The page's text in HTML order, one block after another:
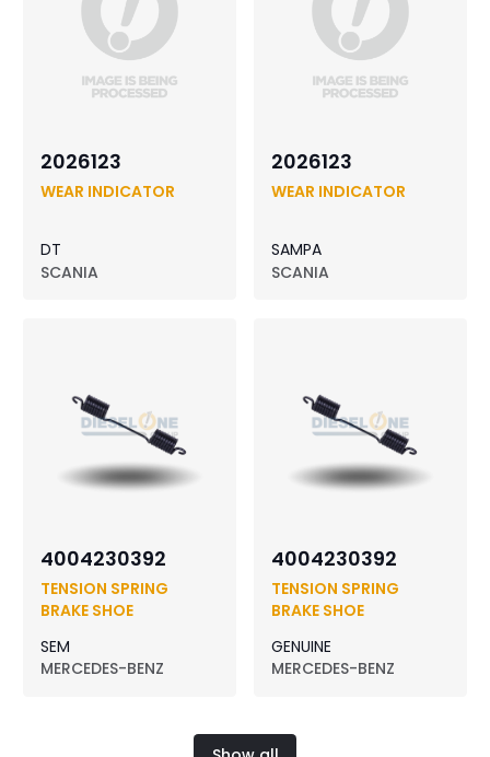
2026123
WEAR INDICATOR
DT
SCANIA
2026123
WEAR INDICATOR
SAMPA
SCANIA
4004230392
TENSION SPRING
BRAKE SHOE
SEM
MERCEDES-BENZ
4004230392
TENSION SPRING
BRAKE SHOE
GENUINE
MERCEDES-BENZ